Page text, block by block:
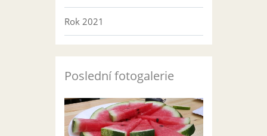
Rok 2021
Poslední fotogalerie